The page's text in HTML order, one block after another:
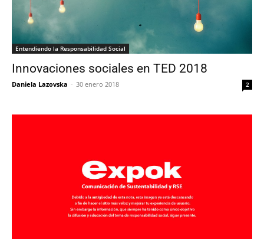
Entendiendo la Responsabilidad Social
Innovaciones sociales en TED 2018
Daniela Lazovska - 30 enero 2018 2